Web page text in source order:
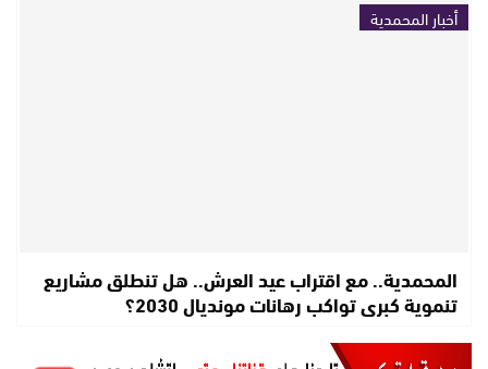
أخبار المحمدية
المحمدية.. مع اقتراب عيد العرش.. هل تنطلق مشاريع
تنموية كبرى تواكب رهانات مونديال 2030؟